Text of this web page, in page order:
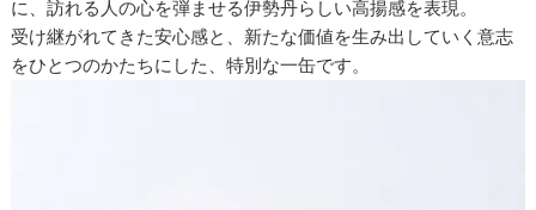
に、訪れる人の心を弾ませる伊勢丹らしい高揚感を表現。
受け継がれてきた安心感と、新たな価値を生み出していく意志
をひとつのかたちにした、特別な一缶です。